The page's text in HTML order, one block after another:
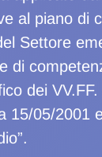
al piano
Settore
di
dei
15/05/2001